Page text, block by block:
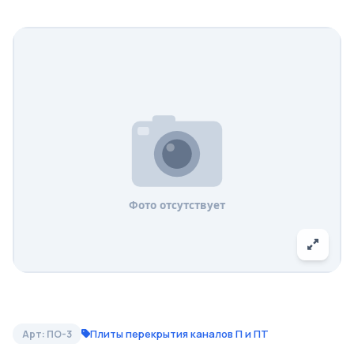
Арт: ПО-3 Плиты перекрытия каналов П и ПТ